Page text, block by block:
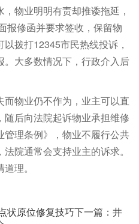
物业明明有责却推诿拖延，
报修函并要求签收，保留物
拨打12345市民热线投诉，
大多数情况下，行政介入后
物业仍不作为，业主可以直
后向法院起诉物业承担维修
理条例》，物业不履行公共
院通常会支持业主的诉求。
理。
状原位修复技巧下一篇： 井